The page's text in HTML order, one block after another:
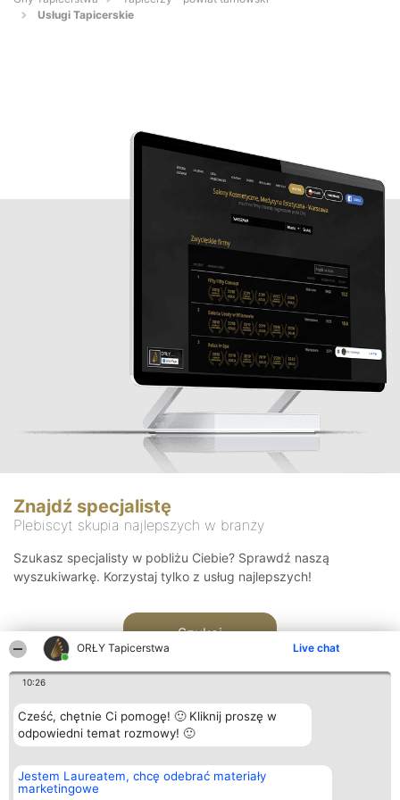
ORŁY Tapicerstwa Live chat
10:26
Cześć, chętnie Ci pomogę! 🙂 Kliknij proszę w
odpowiedni temat rozmowy! 🙂
Jestem Laureatem, chcę odebrać materiały
marketingowe
Usługi Tapicerskie
Znajdź specjalistę
Plebiscyt skupia najlepszych w branży
Szukasz specjalisty w pobliżu Ciebie? Sprawdź naszą
wyszukiwarkę. Korzystaj tylko z usług najlepszych!
Szukaj
Organizator plebiscytu
Bright Side Solutions sp. z o.
o. sp. k.
Plebiscyt
Laureaci
Kontakt
Kontakt